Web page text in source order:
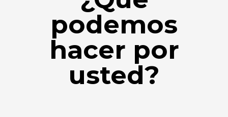
podemos
hacer por
usted?